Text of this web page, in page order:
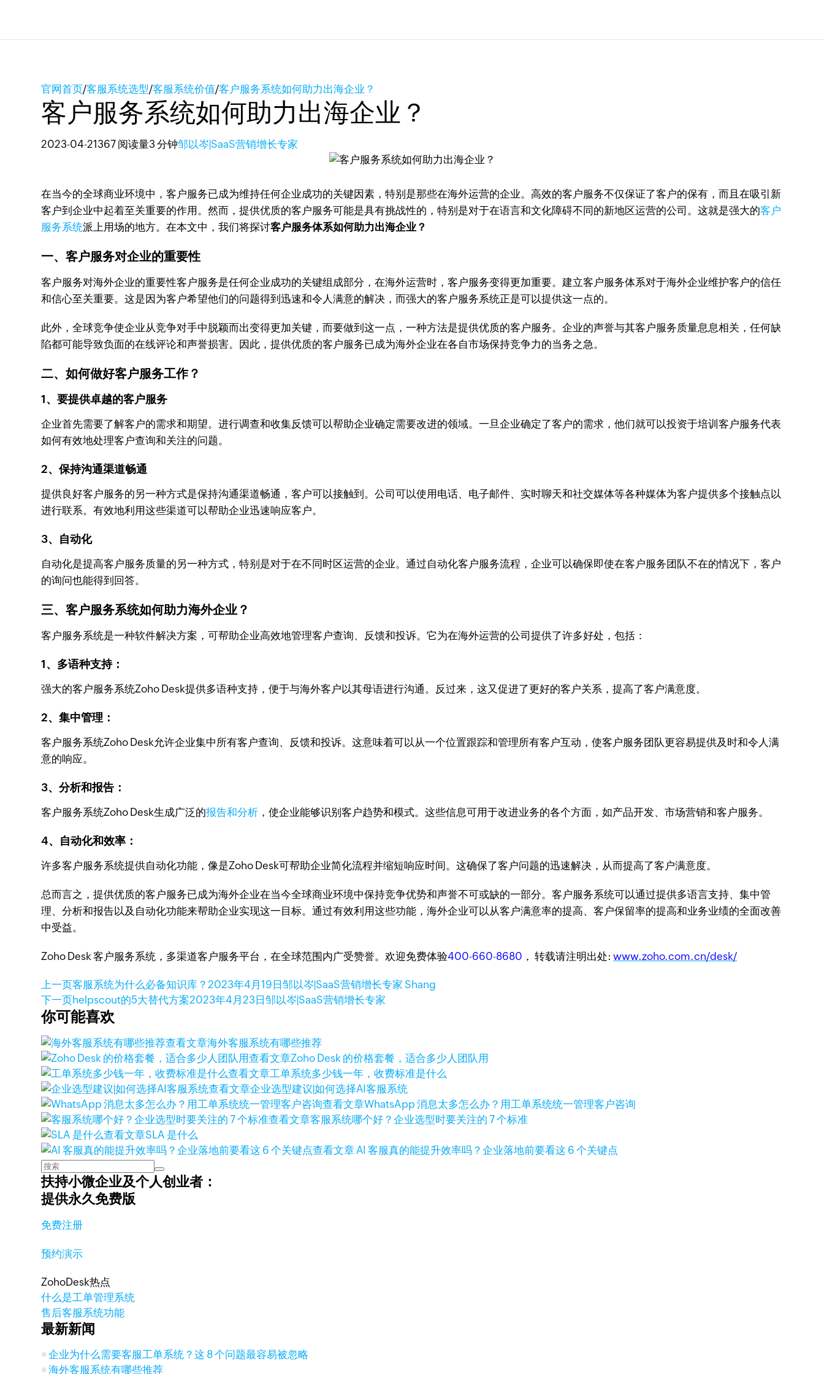
官网首页/客服系统选型/客服系统价值/客户服务系统如何助力出海企业？
客户服务系统如何助力出海企业？
2023-04-21 367 阅读量3 分钟邹以岑|SaaS营销增长专家
在当今的全球商业环境中，客户服务已成为维持任何企业成功的关键因素，特别是那些在海外运营的企业。高效的客户服务不仅保证了客户的保有，而且在吸引新
客户到企业中起着至关重要的作用。然而，提供优质的客户服务可能是具有挑战性的，特别是对于在语言和文化障碍不同的新地区运营的公司。这就是强大的客户
服务系统派上用场的地方。在本文中，我们将探讨客户服务体系如何助力出海企业？
一、客户服务对企业的重要性
客户服务对海外企业的重要性客户服务是任何企业成功的关键组成部分，在海外运营时，客户服务变得更加重要。建立客户服务体系对于海外企业维护客户的信任
和信心至关重要。这是因为客户希望他们的问题得到迅速和令人满意的解决，而强大的客户服务系统正是可以提供这一点的。
此外，全球竞争使企业从竞争对手中脱颖而出变得更加关键，而要做到这一点，一种方法是提供优质的客户服务。企业的声誉与其客户服务质量息息相关，任何缺
陷都可能导致负面的在线评论和声誉损害。因此，提供优质的客户服务已成为海外企业在各自市场保持竞争力的当务之急。
二、如何做好客户服务工作？
1、要提供卓越的客户服务
企业首先需要了解客户的需求和期望。进行调查和收集反馈可以帮助企业确定需要改进的领域。一旦企业确定了客户的需求，他们就可以投资于培训客户服务代表
如何有效地处理客户查询和关注的问题。
2、保持沟通渠道畅通
提供良好客户服务的另一种方式是保持沟通渠道畅通，客户可以接触到。公司可以使用电话、电子邮件、实时聊天和社交媒体等各种媒体为客户提供多个接触点以
进行联系。有效地利用这些渠道可以帮助企业迅速响应客户。
3、自动化
自动化是提高客户服务质量的另一种方式，特别是对于在不同时区运营的企业。通过自动化客户服务流程，企业可以确保即使在客户服务团队不在的情况下，客户
的询问也能得到回答。
三、客户服务系统如何助力海外企业？
客户服务系统是一种软件解决方案，可帮助企业高效地管理客户查询、反馈和投诉。它为在海外运营的公司提供了许多好处，包括：
1、多语种支持：
强大的客户服务系统Zoho Desk提供多语种支持，便于与海外客户以其母语进行沟通。反过来，这又促进了更好的客户关系，提高了客户满意度。
2、集中管理：
客户服务系统Zoho Desk允许企业集中所有客户查询、反馈和投诉。这意味着可以从一个位置跟踪和管理所有客户互动，使客户服务团队更容易提供及时和令人满
意的响应。
3、分析和报告：
客户服务系统Zoho Desk生成广泛的报告和分析 ，使企业能够识别客户趋势和模式。这些信息可用于改进业务的各个方面，如产品开发、市场营销和客户服务。
4、自动化和效率：
许多客户服务系统提供自动化功能，像是Zoho Desk可帮助企业简化流程并缩短响应时间。这确保了客户问题的迅速解决，从而提高了客户满意度。
总而言之，提供优质的客户服务已成为海外企业在当今全球商业环境中保持竞争优势和声誉不可或缺的一部分。客户服务系统可以通过提供多语言支持、集中管
理、分析和报告以及自动化功能来帮助企业实现这一目标。通过有效利用这些功能，海外企业可以从客户满意率的提高、客户保留率的提高和业务业绩的全面改善
中受益。
Zoho Desk 客户服务系统，多渠道客户服务平台，在全球范围内广受赞誉。欢迎免费体验400-660-8680 ， 转载请注明出处:www.zoho.com.cn/desk/
上一页客服系统为什么必备知识库？2023年4月19日邹以岑|SaaS营销增长专家 Shang
下一页helpscout的5大替代方案2023年4月23日邹以岑|SaaS营销增长专家
你可能喜欢
查看文章海外客服系统有哪些推荐
查看文章Zoho Desk 的价格套餐，适合多少人团队用
查看文章工单系统多少钱一年，收费标准是什么
查看文章企业选型建议|如何选择AI客服系统
查看文章WhatsApp 消息太多怎么办？用工单系统统一管理客户咨询
查看文章客服系统哪个好？企业选型时要关注的 7 个标准
查看文章SLA 是什么
查看文章AI 客服真的能提升效率吗？企业落地前要看这 6 个关键点
扶持小微企业及个人创业者：
提供永久免费版
免费注册
预约演示
ZohoDesk热点
什么是工单管理系统
售后客服系统功能
最新新闻
企业为什么需要客服工单系统？这 8 个问题最容易被忽略
海外客服系统有哪些推荐